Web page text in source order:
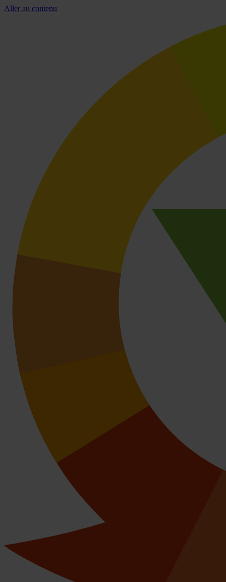
Aller au contenu